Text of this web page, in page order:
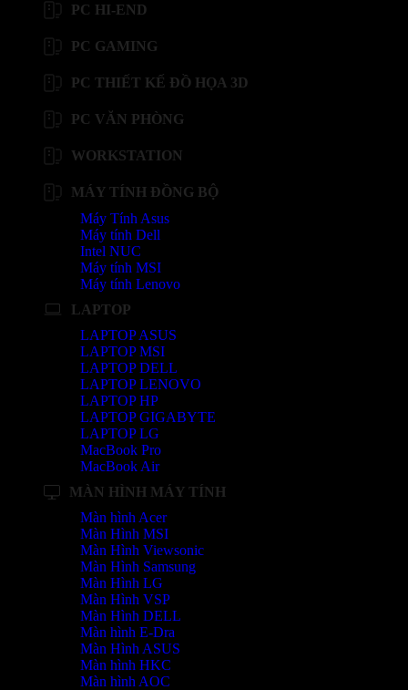
PC HI-END
PC GAMING
PC THIẾT KẾ ĐỒ HỌA 3D
PC VĂN PHÒNG
WORKSTATION
MÁY TÍNH ĐỒNG BỘ
Máy Tính Asus
Máy tính Dell
Intel NUC
Máy tính MSI
Máy tính Lenovo
LAPTOP
LAPTOP ASUS
LAPTOP MSI
LAPTOP DELL
LAPTOP LENOVO
LAPTOP HP
LAPTOP GIGABYTE
LAPTOP LG
MacBook Pro
MacBook Air
MÀN HÌNH MÁY TÍNH
Màn hình Acer
Màn Hình MSI
Màn Hình Viewsonic
Màn Hình Samsung
Màn Hình LG
Màn Hình VSP
Màn Hình DELL
Màn hình E-Dra
Màn Hình ASUS
Màn hình HKC
Màn hình AOC